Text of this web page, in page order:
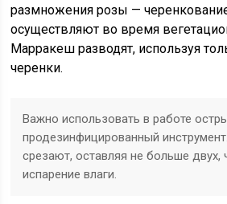
размножения розы —
осуществляют во время
Марракеш разводят, используя
черенки.
Важно использовать в работе
продезинфицированный
срезают, оставляя не больше двух,
испарение влаги.